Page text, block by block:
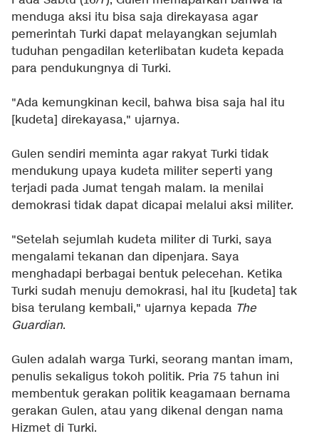
menduga aksi itu bisa saja direkayasa agar
pemerintah Turki dapat melayangkan sejumlah
tuduhan pengadilan keterlibatan kudeta kepada
para pendukungnya di Turki.
"Ada kemungkinan kecil, bahwa bisa saja hal itu
[kudeta] direkayasa," ujarnya.
Gulen sendiri meminta agar rakyat Turki tidak
mendukung upaya kudeta militer seperti yang
terjadi pada Jumat tengah malam. Ia menilai
demokrasi tidak dapat dicapai melalui aksi militer.
"Setelah sejumlah kudeta militer di Turki, saya
mengalami tekanan dan dipenjara. Saya
menghadapi berbagai bentuk pelecehan. Ketika
Turki sudah menuju demokrasi, hal itu [kudeta] tak
bisa terulang kembali," ujarnya kepada The
Guardian.
Gulen adalah warga Turki, seorang mantan imam,
penulis sekaligus tokoh politik. Pria 75 tahun ini
membentuk gerakan politik keagamaan bernama
gerakan Gulen, atau yang dikenal dengan nama
Hizmet di Turki.